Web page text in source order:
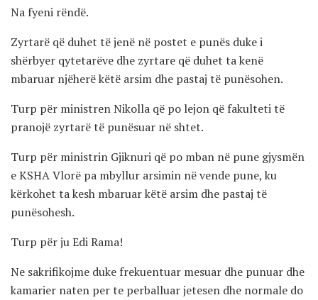
Na fyeni rëndë.
Zyrtarë që duhet të jenë në postet e punës duke i
shërbyer qytetarëve dhe zyrtare që duhet ta kenë
mbaruar njëherë këtë arsim dhe pastaj të punësohen.
Turp për ministren Nikolla që po lejon që fakulteti të
pranojë zyrtarë të punësuar në shtet.
Turp për ministrin Gjiknuri që po mban në pune gjysmën
e KSHA Vlorë pa mbyllur arsimin në vende pune, ku
kërkohet ta kesh mbaruar këtë arsim dhe pastaj të
punësohesh.
Turp për ju Edi Rama!
Ne sakrifikojme duke frekuentuar mesuar dhe punuar dhe
kamarier naten per te perballuar jetesen dhe normale do